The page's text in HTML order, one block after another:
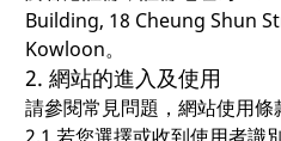
Building, 18 Cheung Shun
Kowloon。
2. 網站的進入及使用
請參閱常見問題，網站使用條